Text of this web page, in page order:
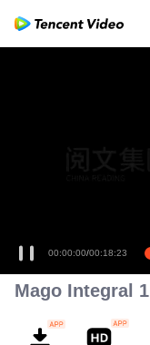
00:00:00/00:18:23
Mago Integral 1